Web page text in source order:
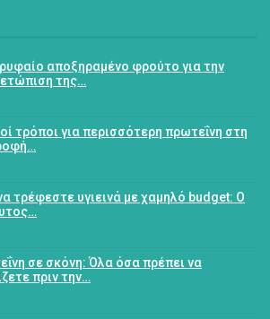
αποξηραμένο φρούτο για την
της…
τρόποι για περισσότερη πρωτεΐνη στη
τρέφεστε υγιεινά με χαμηλό budget: Ο
σε σκόνη: Όλα όσα πρέπει να
πριν την…